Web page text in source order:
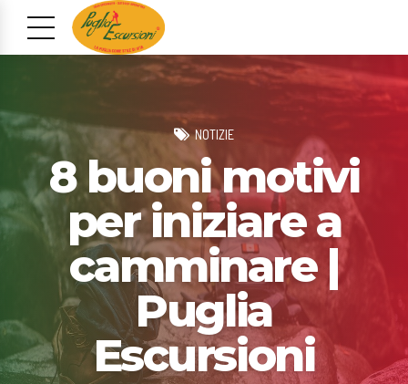
NOTIZIE
8 buoni motivi
per iniziare a
camminare |
Puglia
Escursioni